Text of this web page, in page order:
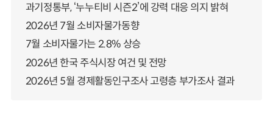
과기정통부, ‘누누티비 시즌2’에 강력 대응 의지 밝혀
2026년 7월 소비자물가동향
7월 소비자물가는 2.8% 상승
2026년 한국 주식시장 여건 및 전망
2026년 5월 경제활동인구조사 고령층 부가조사 결과